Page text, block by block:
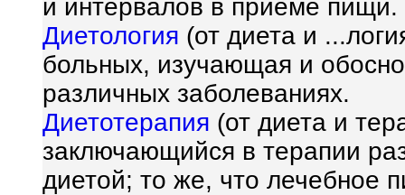
и интервалов в приёме пищи.
Диетология (от диета и
больных, изучающая и
различных заболеваниях.
Диетотерапия (от диета и
заключающийся в терапии
диетой; то же, что лечебное